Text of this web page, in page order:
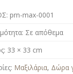
prn-max-0001
Σε απόθεμα
33 × 33 cm
Μαξιλάρια, Δώρα